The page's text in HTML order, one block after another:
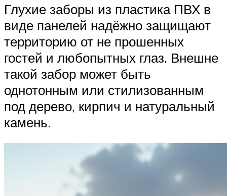
Глухие заборы из пластика ПВХ в
виде панелей надёжно защищают
территорию от не прошенных
гостей и любопытных глаз. Внешне
такой забор может быть
однотонным или стилизованным
под дерево, кирпич и натуральный
камень.